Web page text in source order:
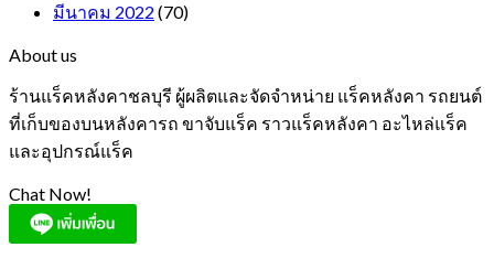
มีนาคม 2022 (70)
About us
ร้านแร็คหลังคาชลบุรี ผู้ผลิตและจัดจำหน่าย แร็คหลังคา รถยนต์
ที่เก็บของบนหลังคารถ ขาจับแร็ค ราวแร็คหลังคา อะไหล่แร็ค
และอุปกรณ์แร็ค
Chat Now!